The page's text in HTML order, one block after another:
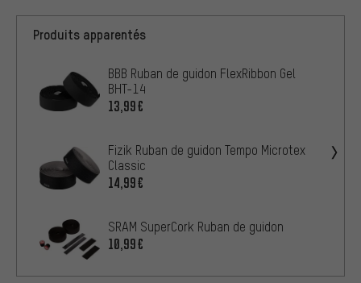
Produits apparentés
BBB Ruban de guidon FlexRibbon Gel
BHT-14
13,99€
Fizik Ruban de guidon Tempo Microtex
Classic
14,99€
SRAM SuperCork Ruban de guidon
10,99€